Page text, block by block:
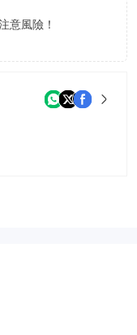
意風險！